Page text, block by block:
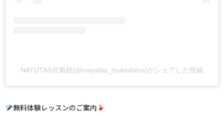
NAYUTAS月島校(@nayutas_tsukishima)がシェアした投稿
無料体験レッスンのご案内